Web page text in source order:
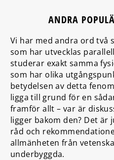
ANDRA
Vi har med andra ord två
som har utvecklas
studerar exakt samma
som har olika
betydelsen av detta
ligga till grund för en
framför allt – var är
ligger bakom den? Det
råd och
allmänheten från
underbyggda.